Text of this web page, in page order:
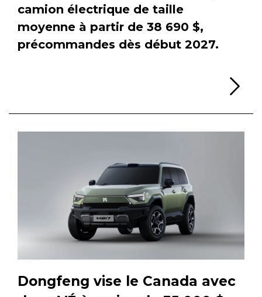
camion électrique de taille
moyenne à partir de 38 690 $,
précommandes dès début 2027.
Dongfeng vise le Canada avec